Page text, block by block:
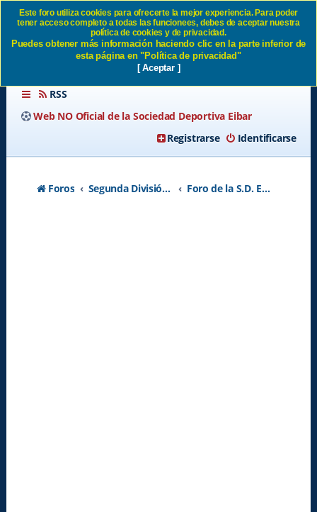
Foro de la S.D. Eibar SD
Eibar
RSS
Web NO Oficial de la Sociedad Deportiva Eibar
Identificarse
Registrarse
Foros Segunda División A - Temporada 2026-2027 Foro de la S.D. Eibar
Este foro utiliza cookies para ofrecerte la mejor experiencia. Para poder
tener acceso completo a todas las funcionees, debes de aceptar nuestra
política de cookies y de privacidad.
Puedes obtener más información haciendo clic en la parte inferior de
esta página en "Política de privacidad"
[ Aceptar ]